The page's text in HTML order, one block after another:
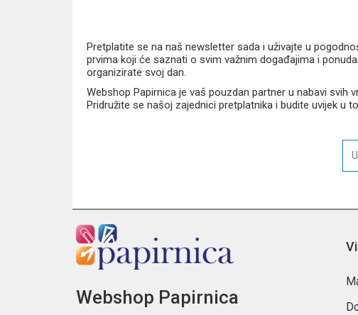
Pretplatite se na naš newsletter sada i uživajte u
prvima koji će saznati o svim važnim događajima i
organizirate svoj dan.
Webshop Papirnica je vaš pouzdan partner u nabavi svih
Pridružite se našoj zajednici pretplatnika i budite uvijek u
Webshop Papirnica